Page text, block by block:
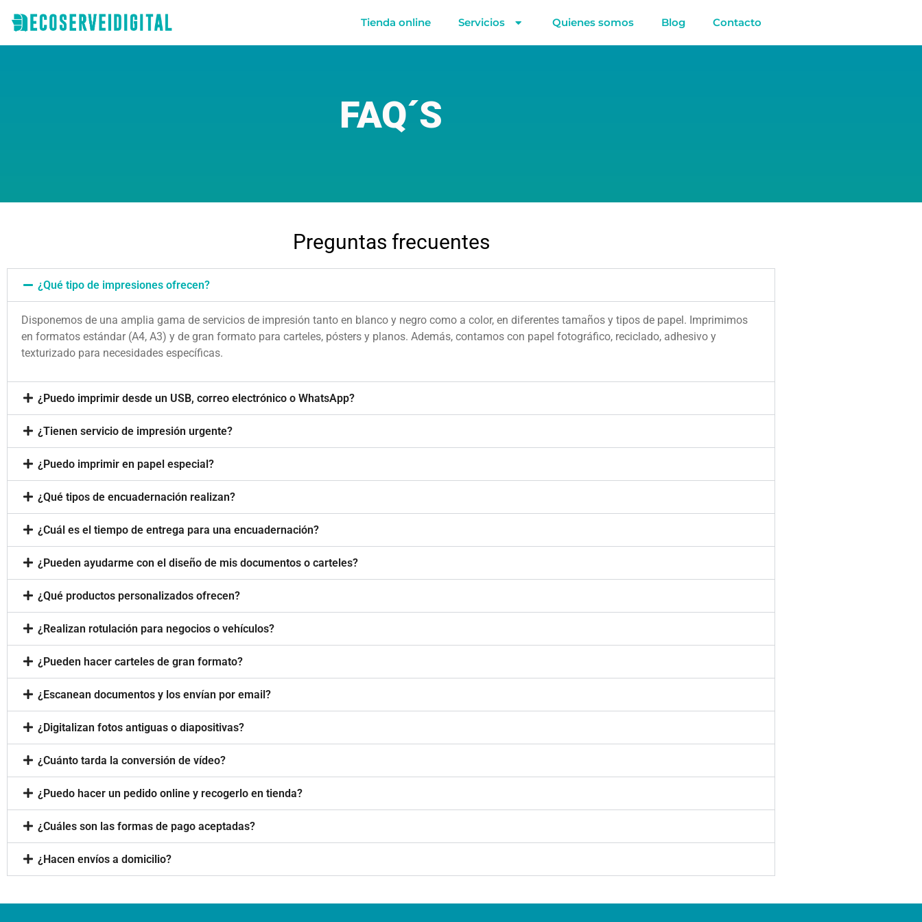
Tienda online Servicios Quienes somos Blog Contacto
FAQ´S
Preguntas frecuentes
¿Qué tipo de impresiones ofrecen?
Disponemos de una amplia gama de servicios de impresión tanto en blanco y negro como a color, en diferentes tamaños y tipos de papel. Imprimimos
en formatos estándar (A4, A3) y de gran formato para carteles, pósters y planos. Además, contamos con papel fotográfico, reciclado, adhesivo y
texturizado para necesidades específicas.
¿Puedo imprimir desde un USB, correo electrónico o WhatsApp?
¿Tienen servicio de impresión urgente?
¿Puedo imprimir en papel especial?
¿Qué tipos de encuadernación realizan?
¿Cuál es el tiempo de entrega para una encuadernación?
¿Pueden ayudarme con el diseño de mis documentos o carteles?
¿Qué productos personalizados ofrecen?
¿Realizan rotulación para negocios o vehículos?
¿Pueden hacer carteles de gran formato?
¿Escanean documentos y los envían por email?
¿Digitalizan fotos antiguas o diapositivas?
¿Cuánto tarda la conversión de vídeo?
¿Puedo hacer un pedido online y recogerlo en tienda?
¿Cuáles son las formas de pago aceptadas?
¿Hacen envíos a domicilio?